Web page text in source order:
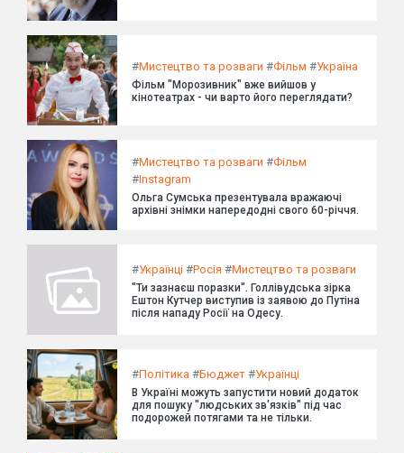
#Мистецтво та розваги #Фільм #Україна
Фільм "Морозивник" вже вийшов у
кінотеатрах - чи варто його переглядати?
#Мистецтво та розваги #Фільм
#Instagram
Ольга Сумська презентувала вражаючі
архівні знімки напередодні свого 60-річчя.
#Українці #Росія #Мистецтво та розваги
"Ти зазнаєш поразки". Голлівудська зірка
Ештон Кутчер виступив із заявою до Путіна
після нападу Росії на Одесу.
#Політика #Бюджет #Українці
В Україні можуть запустити новий додаток
для пошуку "людських зв'язків" під час
подорожей потягами та не тільки.